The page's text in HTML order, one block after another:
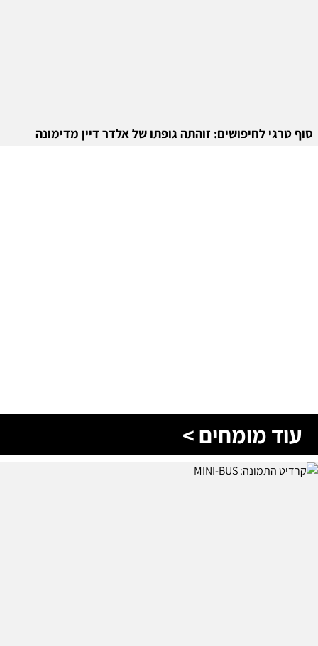
סוף טרגי לחיפושים: זוהתה גופתו של אלדר דיין מדימונה
עוד מומחים >